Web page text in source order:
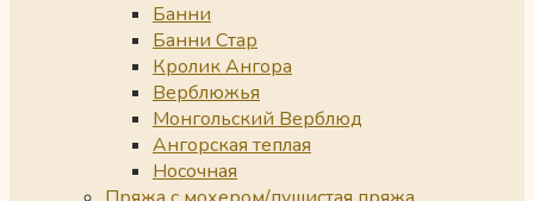
Банни
Банни Стар
Кролик Ангора
Верблюжья
Монгольский Верблюд
Ангорская теплая
Носочная